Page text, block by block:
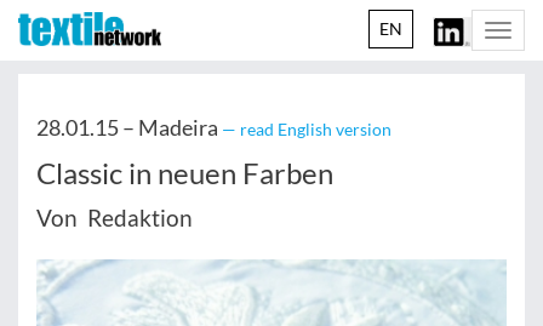
EN
28.01.15 – Madeira — read English version
Classic in neuen Farben
Von Redaktion